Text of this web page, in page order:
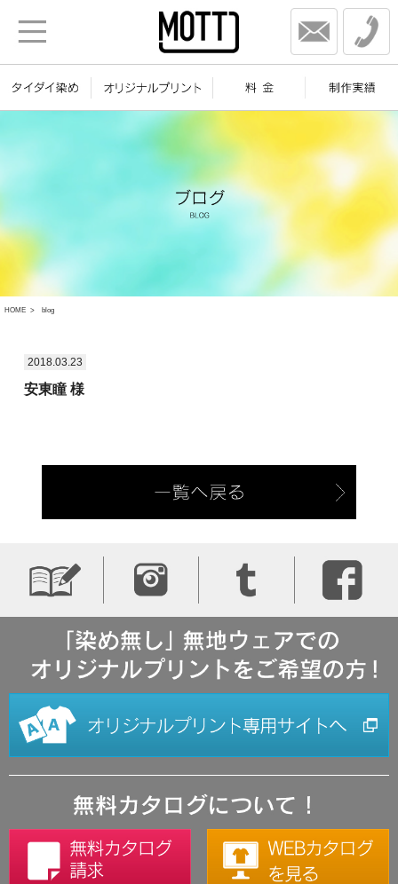
HOME blog
2018.03.23
安東瞳 様